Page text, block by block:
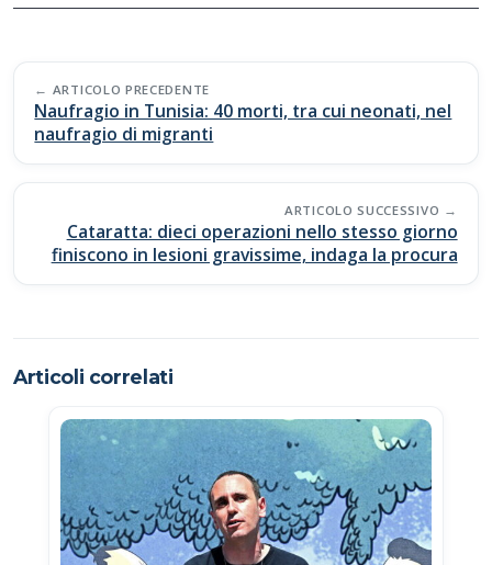
b
o
o
k
s
A
p
p
y
Li
n
k
di
vi
Post
navigation
ARTICOLO PRECEDENTE
Naufragio in Tunisia: 40 morti, tra cui neonati, nel
naufragio di migranti
ARTICOLO SUCCESSIVO
Cataratta: dieci operazioni nello stesso giorno
finiscono in lesioni gravissime, indaga la procura
Articoli correlati